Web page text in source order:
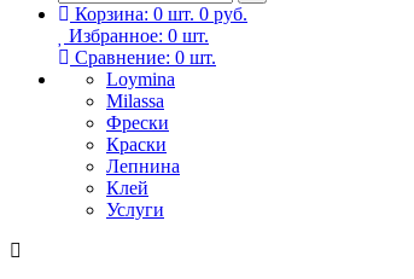
Корзина: 0 шт. 0 руб.
Избранное: 0 шт.
Сравнение: 0 шт.
Loymina
Milassa
Фрески
Краски
Лепнина
Клей
Услуги